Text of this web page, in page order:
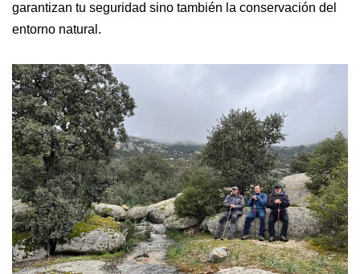
garantizan tu seguridad sino también la conservación del
entorno natural.